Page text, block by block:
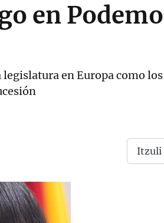
en
en Europa como los
Itzuli